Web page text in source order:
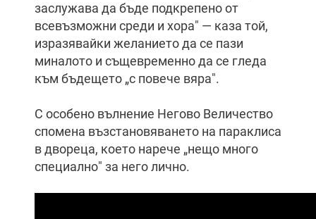
заслужава да бъде подкрепено от
всевъзможни среди и хора" — каза той,
изразявайки желанието да се пази
миналото и същевременно да се гледа
към бъдещето „с повече вяра".
С особено вълнение Негово Величество
спомена възстановяването на параклиса
в двореца, което нарече „нещо много
специално" за него лично.